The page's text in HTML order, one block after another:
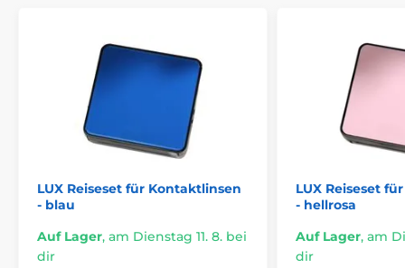
LUX Reiseset für Kontaktlinsen
- blau
Auf Lager, am Dienstag 11. 8. bei
dir
LUX Reiseset
- hellrosa
Auf Lager, am
dir